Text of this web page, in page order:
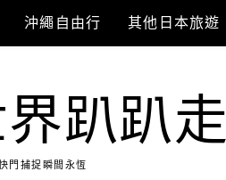
沖繩自由行 其他日本旅遊
趴趴走
門捕捉瞬間永恆